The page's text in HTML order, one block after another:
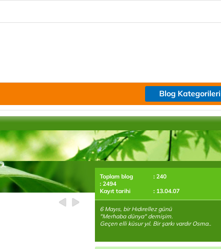
Blog Kategorileri
Toplam blog
: 240
: 2494
Kayıt tarihi
: 13.04.07
6 Mayıs, bir Hıdırellez günü
"Merhaba dünya" demişim.
Geçen elli küsur yıl. Bir şarkı vardır Osma..